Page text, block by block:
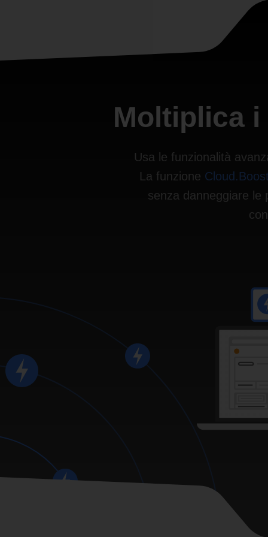
Moltiplica
Usa le funzionalità
La funzione Cloud.Boost
senza danneggiare le